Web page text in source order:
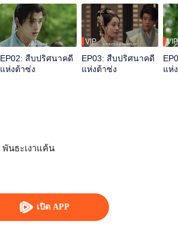
เปิด APP
EP02: สืบปริศนาคดี
แห่งต้าซ่ง
VIP
EP03: สืบปริศนาคดี
แห่งต้าซ่ง
VIP
แห่
พันธะเงาแค้น